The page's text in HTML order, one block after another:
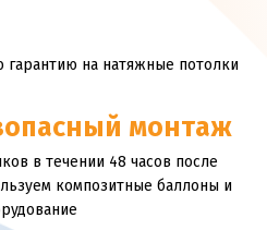
гарантию на натяжные потолки
монтаж
в течении 48 часов после
композитные баллоны и